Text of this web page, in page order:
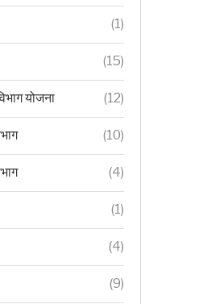
(1)
(15)
योजना (12)
(10)
(4)
(1)
(4)
(9)